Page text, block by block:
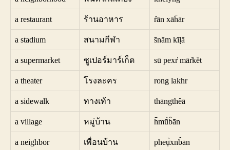
a restaurant ร้านอาหาร r̂ān xāh̄ār
a stadium สนามกีฬา s̄nām kīḷā
a supermarket ซูเปอร์มาร์เก็ต sū pexr̒ mār̒kĕt
a theater โรงละคร rong lakhr
a sidewalk ทางเท้า thāngthêā
a village หมู่บ้าน h̄mū̀b̂ān
a neighbor เพื่อนบ้าน pheụ̄̀xnb̂ān